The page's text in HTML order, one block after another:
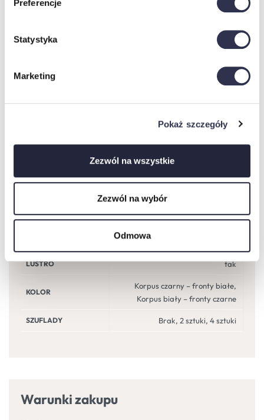
Preferencje
Statystyka
Marketing
Pokaż szczegóły
Zezwól na wszystkie
Zezwól na wybór
Odmowa
UWAGA!
Układ słojów widoczny na zdjęciach ma charakter poglądowy i
może różnić się w rzeczywistości. Zdjęcia są tylko wizualizacją.
Specyfikacje
PODŚWIETLENIE LED Nie, Tak
LUSTRO tak
KOLOR
Korpus czarny – fronty białe,
Korpus biały – fronty czarne
SZUFLADY Brak, 2 sztuki, 4 sztuki
Warunki zakupu